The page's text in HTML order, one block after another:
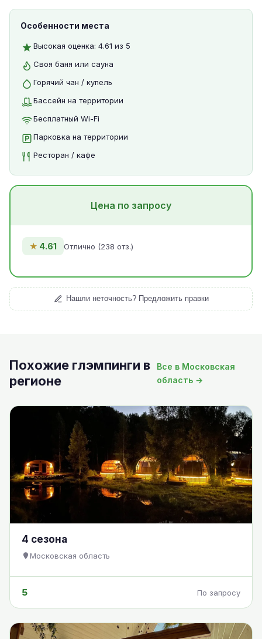
Особенности места
Высокая оценка: 4.61 из 5
Своя баня или сауна
Горячий чан / купель
Бассейн на территории
Бесплатный Wi-Fi
Парковка на территории
Ресторан / кафе
Цена по запросу
★ 4.61 Отлично (238 отз.)
Нашли неточность? Предложить правки
Похожие глэмпинги в
регионе
Все в Московская
область →
4 сезона
Московская область
5 По запросу